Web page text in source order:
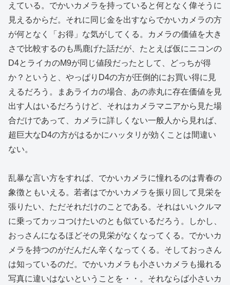
えている。でかいカメラを持っていると何となく偉そうに
見えるからだ。それに同じ金を出すならでかいカメラの方
が何となく「お得」な気がしてくる。カメラの価値を大き
さで比較するのも馬鹿げた話だが、たとえば仮にニコンの
D4とライカのM9が同じ値段だったとして、どっちが得
か？というと、やっぱりD4の方が圧倒的にお買い得に見
えるだろう。まあライカの場合、あの赤丸に存在価値を見
出す人はいるだろうけど、それはカメラマニアから見た場
合だけであって、カメラに詳しくない一般人から見れば、
超巨大なD4の方がはるかにハッタリが効くことは間違い
ない。
乱暴な言い方をすれば、でかいカメラに憧れるのは青春の
象徴ともいえる。若者はでかいカメラを振り回して見栄を
張りたい、ただそれだけのことである。それはいいクルマ
に乗ってカッコつけたいのとも似ているだろう。しかし、
おっさんになるほどその見栄がなくなってくる。でかいカ
メラを持つのがだんだん辛くなってくる。そしておっさん
は知っているのだ。でかいカメラも小さいカメラも撮れる
写真に違いはないということを・・。それならば小さいカ